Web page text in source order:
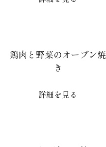
鶏肉と野菜のオーブン焼
き
詳細を見る